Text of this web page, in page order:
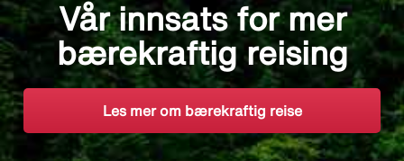
Vår innsats for mer
bærekraftig reising
Les mer om bærekraftig reise